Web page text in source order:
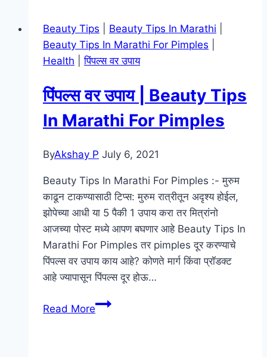
|
Ayurvedic
Beauty
In
Marathi
Beauty Tips Beauty Tips In Marathi
Beauty Tips In Marathi For Pimples
Health |पिंपल्स वर उपाय
पिंपल्स वर उपाय | Beauty Tips
In Marathi For Pimples
ByAkshay P July 6, 2021
Beauty Tips In Marathi For Pimples :- मुरुम
काढून टाकण्यासाठी टिप्स: मुरुम रात्रीतून अदृश्य होईल,
झोपेच्या आधी या 5 पैकी 1 उपाय करा तर मित्रांनो
आजच्या पोस्ट मध्ये आपण बघणार आहे Beauty Tips In
Marathi For Pimples तर pimples दूर करण्याचे
पिंपल्स वर उपाय काय आहे? कोणते मार्ग किंवा प्रॉडक्ट
आहे ज्यापासून पिंपल्स दूर होऊ…
Read Moreपिंपल्स